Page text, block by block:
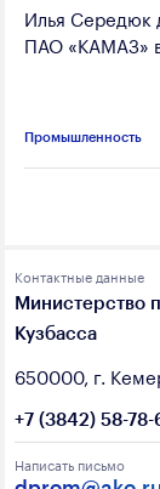
Илья Середюк
ПАО «КАМАЗ»
Промышленность
Контактные данные
Министерство
Кузбасса
650000, г.
+7 (3842) 58-78-
Написать письмо